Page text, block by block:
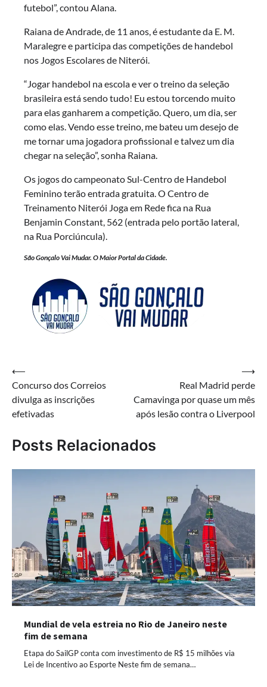
futebol”, contou Alana.
Raiana de Andrade, de 11 anos, é estudante da E. M.
Maralegre e participa das competições de handebol
nos Jogos Escolares de Niterói.
“Jogar handebol na escola e ver o treino da seleção
brasileira está sendo tudo! Eu estou torcendo muito
para elas ganharem a competição. Quero, um dia, ser
como elas. Vendo esse treino, me bateu um desejo de
me tornar uma jogadora profissional e talvez um dia
chegar na seleção”, sonha Raiana.
Os jogos do campeonato Sul-Centro de Handebol
Feminino terão entrada gratuita. O Centro de
Treinamento Niterói Joga em Rede fica na Rua
Benjamin Constant, 562 (entrada pelo portão lateral,
na Rua Porciúncula).
São Gonçalo Vai Mudar. O Maior Portal da Cidade.
Navegação
de
Post
⟵
Concurso dos Correios
divulga as inscrições
efetivadas
Real Madrid perde
Camavinga por quase um mês
após lesão contra o Liverpool
⟶
Posts Relacionados
Mundial de vela estreia no Rio de Janeiro neste
fim de semana
Etapa do SailGP conta com investimento de R$ 15 milhões via
Lei de Incentivo ao Esporte Neste fim de semana…